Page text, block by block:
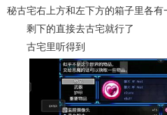
秘古宅右上方和左下方的箱子里各有
剩下的直接去古宅就行了
古宅里听得到